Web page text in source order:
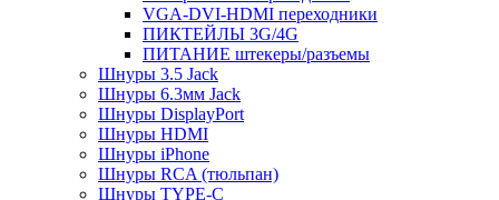
VGA-DVI-HDMI переходники
ПИКТЕЙЛЫ 3G/4G
ПИТАНИЕ штекеры/разъемы
Шнуры 3.5 Jack
Шнуры 6.3мм Jack
Шнуры DisplayPort
Шнуры HDMI
Шнуры iPhone
Шнуры RCA (тюльпан)
Шнуры TYPE-C